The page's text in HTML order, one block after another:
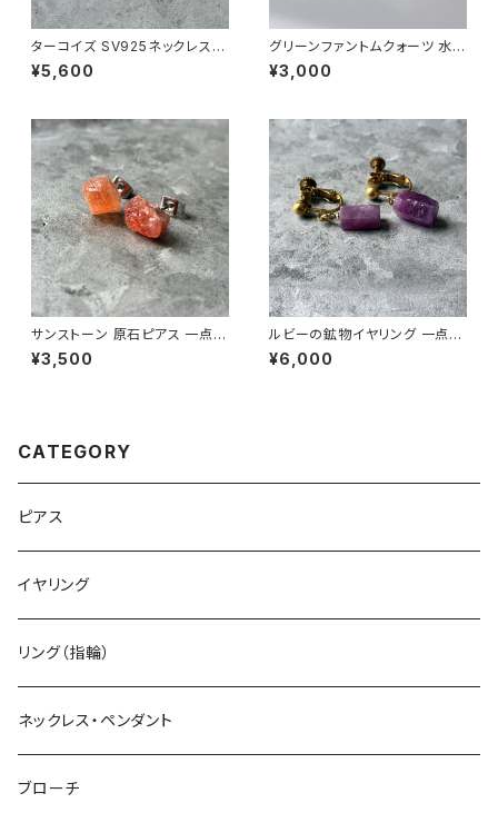
ターコイズ SV925ネックレス
鉱物 一点もの 原石 天然石 パ
ワーストーン (No.2186)
¥5,600
グリーンファントムクォーツ 水晶
ピアス 原石 鉱物 天然石 アレル
ギー対応 ハンドメイド アクセサ
¥3,000
サンストーン 原石ピアス 一点も
の 鉱物 天然石 金属アレルギー
対応 ハンドメイド アクセサリー
¥3,500
ルビーの鉱物イヤリング 一点も
の 原石 天然石 ハンドメイド ア
クセサリー パワーストーン (No.
¥6,000
CATEGORY
ピアス
イヤリング
リング（指輪）
ネックレス・ペンダント
ブローチ